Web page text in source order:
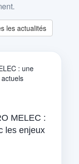
les actualités
MELEC :
les enjeux